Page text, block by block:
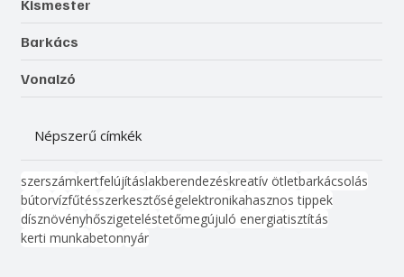
Kismester
Barkács
Vonalzó
Népszerű címkék
szerszámkertfelújításlakberendezéskreatív ötletbarkácsolás
bútorvízfűtésszerkesztőségelektronikahasznos tippek
dísznövényhőszigeteléstetőmegújuló energiatisztítás
kerti munkabetonnyár